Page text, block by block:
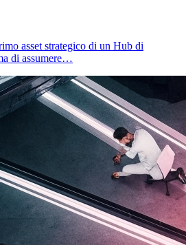
asset strategico di un Hub di
di assumere…